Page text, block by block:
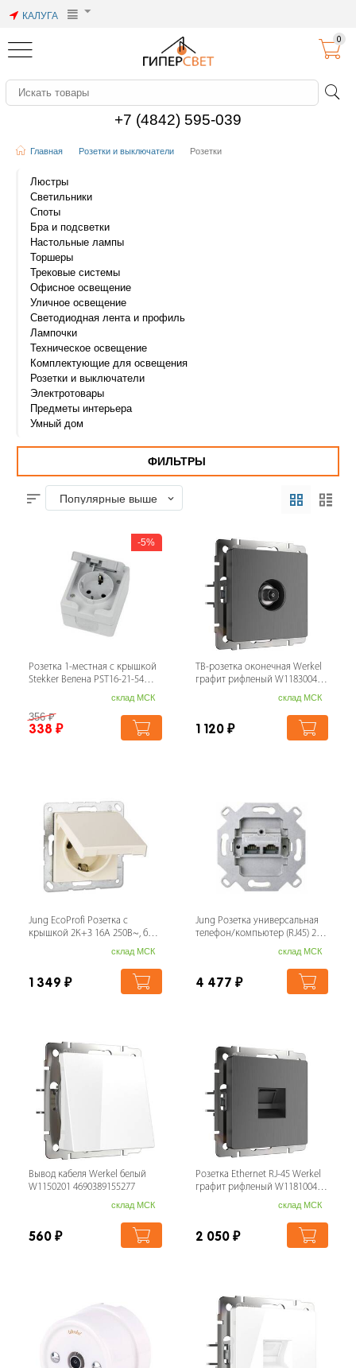
КАЛУГА
+7 (4842) 595-039
0
Главная Розетки и выключатели Розетки
Люстры
Светильники
Споты
Бра и подсветки
Настольные лампы
Торшеры
Трековые системы
Офисное освещение
Уличное освещение
Светодиодная лента и профиль
Лампочки
Техническое освещение
Комплектующие для освещения
Розетки и выключатели
Электротовары
Предметы интерьера
Умный дом
ФИЛЬТРЫ
Популярные выше
5%
Розетка 1-местная с крышкой
Stekker Велена PST16-21-54
склад МСК
356₽
338 ₽
ТВ-розетка оконечная Werkel
графит рифленый W1183004
склад МСК
1 120 ₽
Jung EcoProfi Розетка с
крышкой 2К+З 16А 250В~, беж.
склад МСК
1 349 ₽
Jung Розетка универсальная
телефон/компьютер (RJ45) 2-
ная, (экранированная) кат. 6
склад МСК
4 477 ₽
Вывод кабеля Werkel белый
W1150201 4690389155277
склад МСК
560 ₽
Розетка Ethernet RJ-45 Werkel
графит рифленый W1181004
склад МСК
2 050 ₽